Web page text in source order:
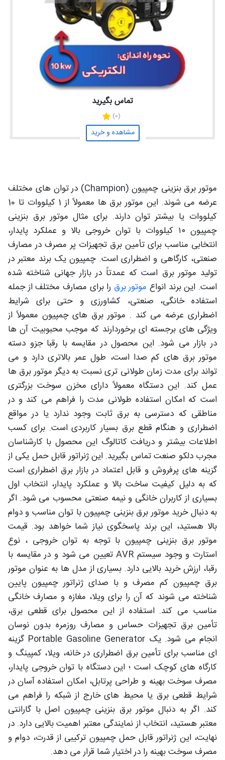
تماس بگیرید
(0)
مشاهده و خرید
موتور برق بنزینی چمپیون (Champion) در توان های مختلف
عرضه می شوند. این موتور برق ها معمولاً از 1 کیلووات تا 10
کیلووات یا بیشتر توان دارند. برای مثال موتور برق بنزینی
چمپیون ۱۰ کیلووات با توان خروجی بالا و عملکرد پایدار،
انتخابی مناسب برای تأمین برق تجهیزات پر مصرف در مصارف
صنعتی، کارگاهی و اضطراری است. چمپیون یک برند معتبر در
تولید موتور برق است که عمدتاً در بازار جهانی شناخته شده
است. این برند انواع موتور برق را برای مصارف مختلف از جمله
استفاده خانگی، صنعتی، کشاورزی و حتی برای شرایط
اضطراری عرضه می کند . موتور برق های چمپیون معمولاً از
ویژگی های برجسته ای برخوردارند که موجب محبوبیت آن ها
در بازار می شود. این محصول در مقایسه با رقبا جزو دسته
موتور برق های کم صدا است، طول عمر بالاتری دارد و می
تواند برای مدت زمان طولانی تری نسبت به دیگر موتور برق ها
عمل کند. این دستگاه معمولاً دارای مخزن سوخت بزرگتری
است که امکان استفاده طولانی مدت را فراهم می کند و در
مناطقی که دسترسی به برق ثابت وجود ندارد یا در مواقع
اضطراری و هنگام قطع برق بسیار کاربردی است. برای کسب
اطلاعات بیشتر و دریافت کاتالوگ این محصول با کارشناسان
مجرب دلکو صنعت تماس بگیرید. این ژنراتور قابل حمل یکی از
گزینه های پرفروش و قابل اعتماد در بازار برق اضطراری است
که به دلیل کیفیت ساخت بالا و عملکرد پایدار، انتخاب اول
بسیاری از کاربران خانگی و نیمه صنعتی محسوب می شود. اگر
به دنبال خرید موتور برق بنزینی چمپیون با توان مناسب و دوام
بالا هستید، این برند پاسخگوی نیاز شما خواهد بود. قیمت
موتور برق بنزینی چمپیون با توجه به توان خروجی ، نوع
استارت و وجود سیستم AVR تعیین می شود و در مقایسه با
رقبا، ارزش خرید بالایی دارد. بسیاری از مدل ها به عنوان موتور
برق چمپیون کم مصرف و با صدای ژنراتور چمپیون پایین
شناخته می شوند که آن را برای ویلا، مغازه و مصارف خانگی
مناسب می کند. استفاده از این محصول برای قطعی برق،
تأمین برق تجهیزات حساس و مصارف روزمره بدون نوسان
انجام می شود. یک Portable Gasoline Generator گزینه
ای مناسب برای تأمین برق اضطراری در خانه، ویلا، کمپینگ و
کارگاه های کوچک است ؛ این دستگاه با توان خروجی پایدار،
مصرف سوخت بهینه و طراحی پرتابل، امکان استفاده آسان در
شرایط قطعی برق یا محیط های خارج از شبکه را فراهم می
کند. اگر به دنبال موتور برق بنزینی چمپیون اصل با گارانتی
معتبر هستید، انتخاب از نمایندگی معتبر اهمیت بالایی دارد. در
نهایت، این ژنراتور قابل حمل چمپیون ترکیبی از قدرت، دوام و
مصرف سوخت بهینه را در اختیار شما قرار می دهد.